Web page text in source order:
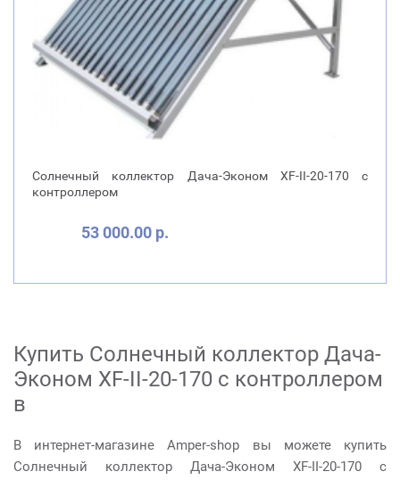
Солнечный коллектор Дача-Эконом XF-II-20-170 с
контроллером
53 000.00 р.
Купить Солнечный коллектор Дача-
Эконом XF-II-20-170 с контроллером
в
В интернет-магазине Amper-shop вы можете купить
Солнечный коллектор Дача-Эконом XF-II-20-170 с